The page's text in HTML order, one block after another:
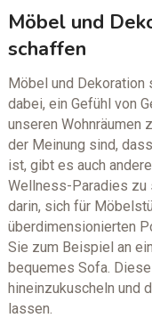
Möbel und
schaffen
Möbel und Dekoration
dabei, ein Gefühl von
unseren Wohnräumen
der Meinung sind,
ist, gibt es auch
Wellness-Paradies zu
darin, sich für
überdimensionierten
Sie zum Beispiel an
bequemes Sofa.
hineinzukuscheln und
lassen.